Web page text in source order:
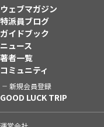
ウェブマガジン
特派員ブログ
ガイドブック
ニュース
著者一覧
コミュニティ
新規会員登録
GOOD LUCK TRIP